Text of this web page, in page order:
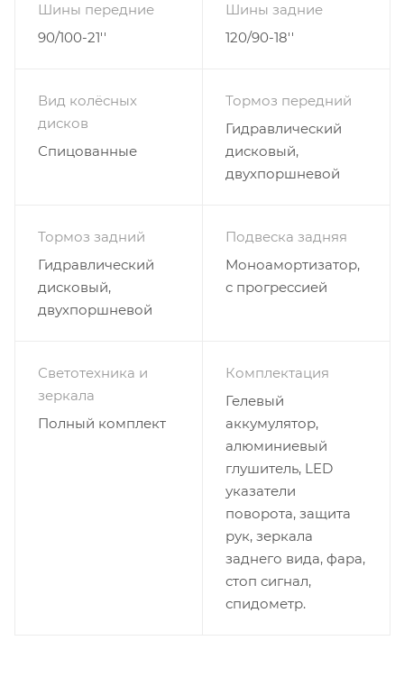
Шины передние
90/100-21''
Шины задние
120/90-18''
Вид колёсных
дисков
Спицованные
Тормоз передний
Гидравлический
дисковый,
двухпоршневой
Тормоз задний
Гидравлический
дисковый,
двухпоршневой
Подвеска задняя
Моноамортизатор,
с прогрессией
Светотехника и
зеркала
Полный комплект
Комплектация
Гелевый
аккумулятор,
алюминиевый
глушитель, LED
указатели
поворота, защита
рук, зеркала
заднего вида, фара,
стоп сигнал,
спидометр.